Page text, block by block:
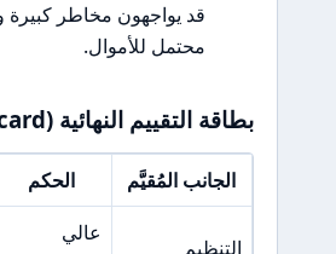
قد يواجهون مخاطر كبيرة
محتمل للأموال.
بطاقة التقييم النهائية (Scorecard)
الجانب المُقيَّم الحكم
التنظيم
عالي